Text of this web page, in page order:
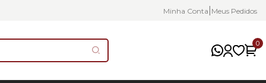
Minha Conta Meus Pedidos
0